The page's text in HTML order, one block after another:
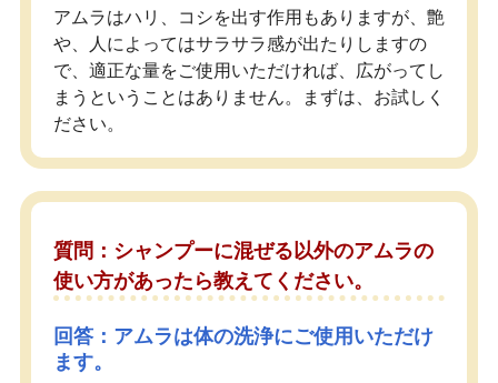
アムラはハリ、コシを出す作用もありますが、艶
や、人によってはサラサラ感が出たりしますの
で、適正な量をご使用いただければ、広がってし
まうということはありません。まずは、お試しく
ださい。
質問：シャンプーに混ぜる以外のアムラの
使い方があったら教えてください。
回答：アムラは体の洗浄にご使用いただけ
ます。